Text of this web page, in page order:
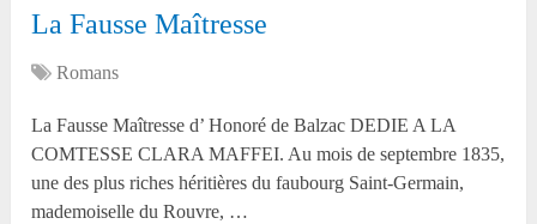
La Fausse Maîtresse
Romans
La Fausse Maîtresse d’ Honoré de Balzac DEDIE A LA
COMTESSE CLARA MAFFEI. Au mois de septembre 1835,
une des plus riches héritières du faubourg Saint-Germain,
mademoiselle du Rouvre, …